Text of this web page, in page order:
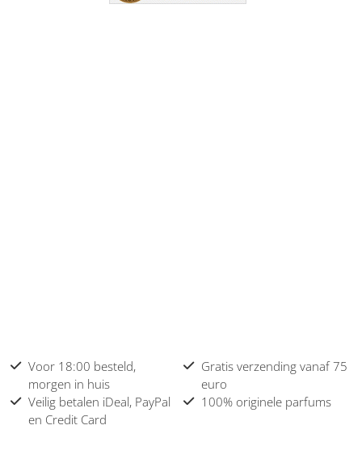
Voor 18:00 besteld,
morgen in huis
Gratis verzending vanaf 75
euro
Veilig betalen iDeal, PayPal
en Credit Card
100% originele parfums